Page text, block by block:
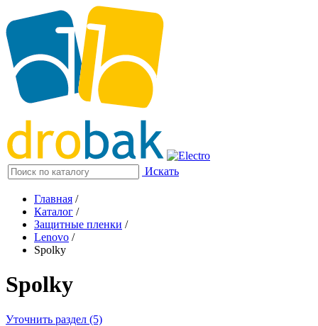
Искать
Главная /
Каталог /
Защитные пленки /
Lenovo /
Spolky
Spolky
Уточнить раздел (5)